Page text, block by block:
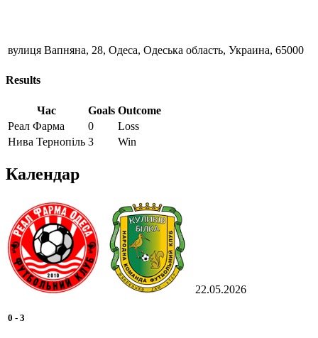
вулиця Вапняна, 28, Одеса, Одеська область, Украина, 65000
Results
Час Goals Outcome
Реал Фарма
0
Loss
Нива Тернопіль 3 Win
Календар
22.05.2026
0 - 3